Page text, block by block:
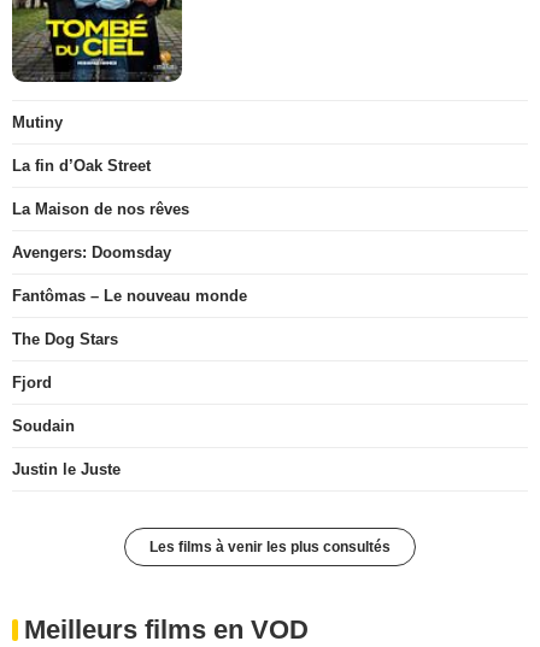
Mutiny
La fin d’Oak Street
La Maison de nos rêves
Avengers: Doomsday
Fantômas – Le nouveau monde
The Dog Stars
Fjord
Soudain
Justin le Juste
Les films à venir les plus consultés
Meilleurs films en VOD